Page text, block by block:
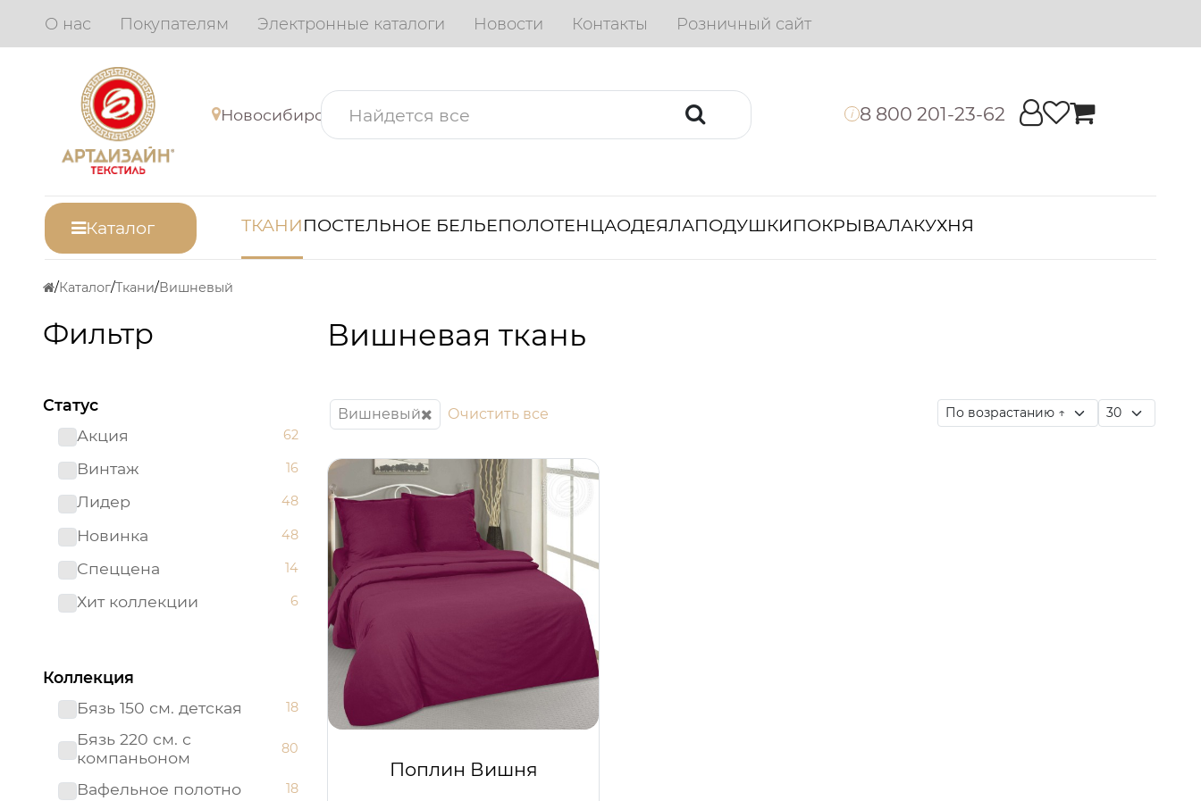
О нас Покупателям Электронные каталоги Новости Контакты Розничный сайт
Новосибирск i 8 800 201-23-62
Каталог ТКАНИПОСТЕЛЬНОЕ БЕЛЬЕПОЛОТЕНЦАОДЕЯЛАПОДУШКИПОКРЫВАЛАКУХНЯ
Каталог Ткани Вишневый
Фильтр
Статус
Акция
62
Винтаж 16
Лидер 48
Новинка 48
Спеццена 14
Хит коллекции 6
Коллекция
Бязь 150 см. детская
18
Бязь 220 см. с
компаньоном
80
Вафельное полотно 18
Вишневая ткань
Вишневый Очистить все
Поплин Вишня